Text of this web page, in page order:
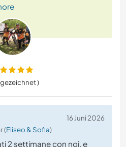
)
16 Juni 2026
(Eliseo & Sofia)
2 settimane con noi, e